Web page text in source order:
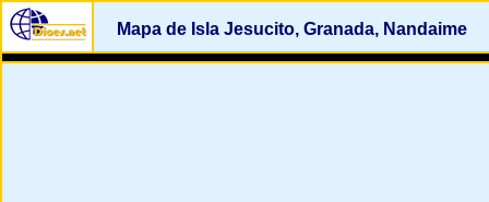
Mapa de Isla Jesucito, Granada, Nandaime